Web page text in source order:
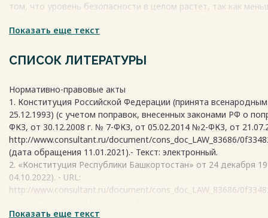
том, что уровень безопасности в целом растет, так как
становятся все более актуальными. Они оказывают
безопасного существования является одним из многих
Чрезвычайная ситуация– это обстановка на определенной
опасного природного явления, катастрофы, стихийного или
за собой человеческие жертвы, ущерб здоровью людей
материальные потери и нарушение условий
Чрезвычайной ситуации предшествует возникновение
явления, аварии или опасного техногенного происшествия,
людей, сельскохозяйственных растений и животных, а
Весь текст будет доступенпосле покупки
Показать еще текст
СПИСОК ЛИТЕРАТУРЫ
Нормативно-правовые акты
1. Конституция Российской Федерации (принята
25.12.1993) (с учетом поправок, внесенных законами РФ о
ФКЗ, от 30.12.2008 г. № 7-ФКЗ, от 05.02.2014 №2-ФКЗ, от
http://www.consultant.ru/document/cons_doc_LAW_83686/
(дата обращения 11.01.2021).- Текст: электронный.
2. «Конституция Республики Башкортостан» от 24 декабря
04.10.2022). - URL:
http://www.consultant.ru/document/cons_doc_LAW_83686/
3. Кодекс Российской Федерации об административных
Показать еще текст